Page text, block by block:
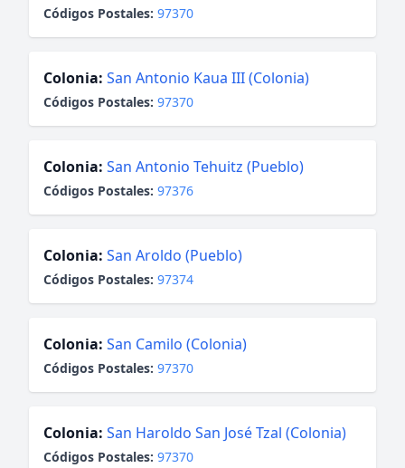
Códigos Postales: 97370
Colonia: San Antonio Kaua III (Colonia)
Códigos Postales: 97370
Colonia: San Antonio Tehuitz (Pueblo)
Códigos Postales: 97376
Colonia: San Aroldo (Pueblo)
Códigos Postales: 97374
Colonia: San Camilo (Colonia)
Códigos Postales: 97370
Colonia: San Haroldo San José Tzal (Colonia)
Códigos Postales: 97370